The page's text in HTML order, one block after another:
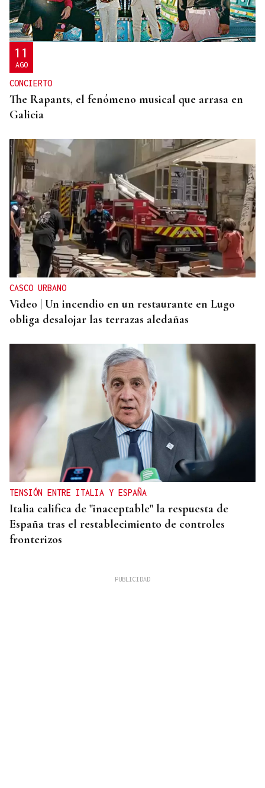
San Xoán de Río, el municipio ourensano que
vuelve a ser finalista europeo por su modelo de
inclusión rural
11
AGO
CONCIERTO
The Rapants, el fenómeno musical que arrasa en
Galicia
CASCO URBANO
Video | Un incendio en un restaurante en Lugo
obliga desalojar las terrazas aledañas
TENSIÓN ENTRE ITALIA Y ESPAÑA
Italia califica de "inaceptable" la respuesta de
España tras el restablecimiento de controles
fronterizos